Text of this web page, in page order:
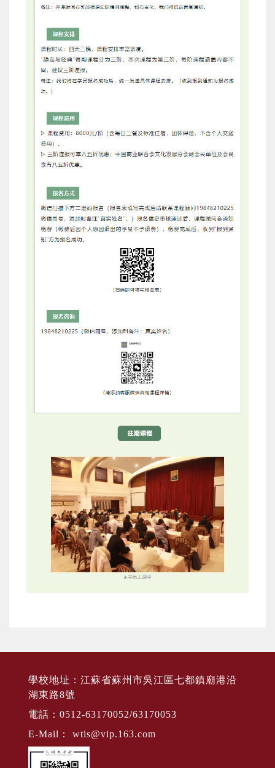
學校地址：江蘇省蘇州市吳江區七都鎮廟港沿
湖東路8號
電話：0512-63170052/63170053
E-Mail： wtis@vip.163.com